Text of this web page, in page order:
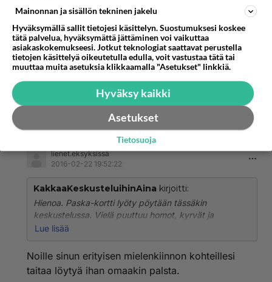
Hienoa. Paska-kortti lyöty pöytään tässäkin
keskustelussa. Vielä puuttuu homot, kyrvät ja
runkkaamiset. Hajis jos osallistuisi keskusteluun
niin nuokin kortit löytyisi. Alapääsanastolla nämä
liikenneaiheet kehittyvät todella antoisiksi. Niin
älykkäiksi kuin vain Suoli24:lla voi tulla.
Kommentoi
lienet.eksyksissä
2016-02-22 19:52:22
KakkaaKeskusteluihinAina kirjoitti:
Hienoa. Paska-kortti lyöty pöytään tässäkin
keskustelussa. Vielä puuttuu homot, kyrvät ja
runkkaamiset. Hajis jos osallistuisi keskusteluun niin
liikenneaiheet kehittyvät todella antoisiksi. Niin
älykkäiksi kuin vain Suoli24:lla voi tulla.
Lue lisää
Noille sinun erityisen mielenkiinnon kohteillesi
taitaa löytyä ihan omaakin palsta.
Mainonnan ja sisällön tekninen jakelu
Hyväksymällä sallit tietojesi käsittelyn. Suostumuksesi koskee
tätä palvelua, hyväksymättä jättäminen voi vaikuttaa
asiakaskokemukseesi. Jotkut teknologiat saattavat perustella
tietojen käsittelyä oikeutetulla edulla, voit vastustaa tätä tai
muuttaa muita asetuksia klikkaamalla "Asetukset" linkkiä.
Hyväksy kaikki
Asetukset
Tietosuoja